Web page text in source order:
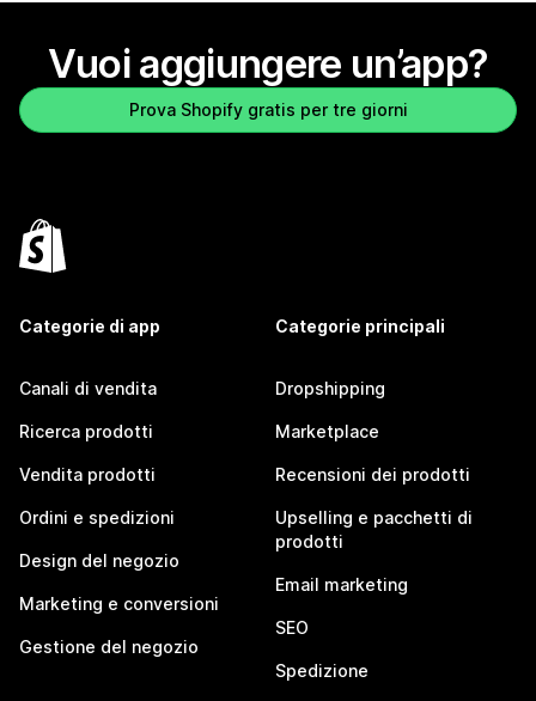
Vuoi aggiungere un’app?
Prova Shopify gratis per tre giorni
Categorie di app
Canali di vendita
Ricerca prodotti
Vendita prodotti
Ordini e spedizioni
Design del negozio
Marketing e conversioni
Gestione del negozio
Categorie principali
Dropshipping
Marketplace
Recensioni dei prodotti
Upselling e pacchetti di
prodotti
Email marketing
SEO
Spedizione